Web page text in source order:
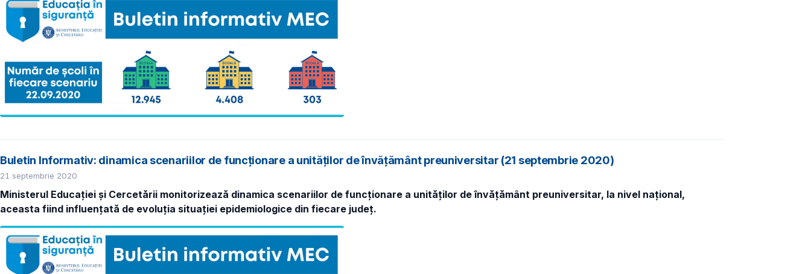
Buletin Informativ: dinamica scenariilor de funcționare a unităților de învățământ preuniversitar (21 septembrie 2020)
21 septembrie 2020
Ministerul Educației și Cercetării monitorizează dinamica scenariilor de funcționare a unităților de învățământ preuniversitar, la nivel național,
aceasta fiind influențată de evoluția situației epidemiologice din fiecare județ.